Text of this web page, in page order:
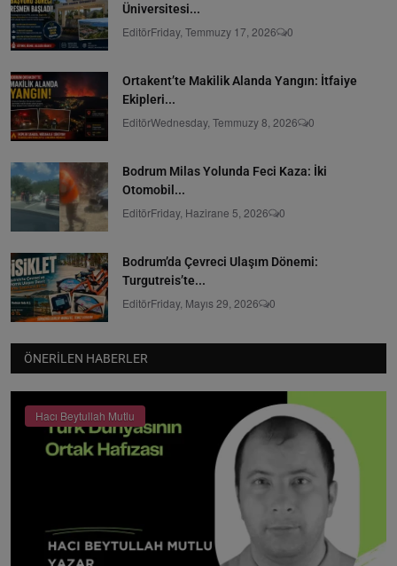
Üniversitesi...
EditörFriday, Temmuzy 17, 2026 0
Ortakent’te Makilik Alanda Yangın: İtfaiye
Ekipleri...
EditörWednesday, Temmuzy 8, 2026 0
Bodrum Milas Yolunda Feci Kaza: İki
Otomobil...
EditörFriday, Hazirane 5, 2026 0
Bodrum’da Çevreci Ulaşım Dönemi:
Turgutreis’te...
EditörFriday, Mayıs 29, 2026 0
ÖNERILEN HABERLER
Hacı Beytullah Mutlu